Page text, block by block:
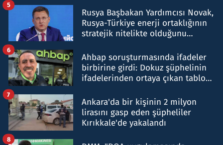
Rusya Başbakan Yardımcısı Novak,
Rusya-Türkiye enerji ortaklığının
stratejik nitelikte olduğunu
5
Ahbap soruşturmasında ifadeler
birbirine girdi: Dokuz şüphelinin
ifadelerinden ortaya çıkan tablo
6
Ankara'da bir kişinin 2 milyon
lirasını gasp eden şüpheliler
Kırıkkale'de yakalandı
7
8